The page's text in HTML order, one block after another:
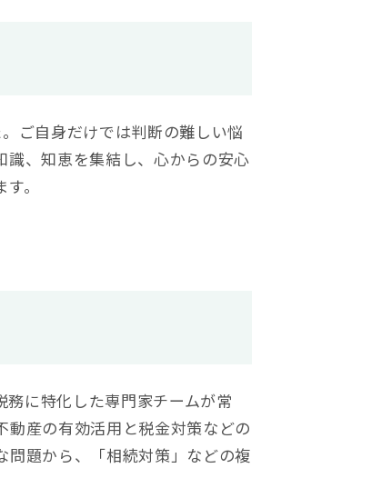
ご自身だけでは判断の難しい悩
識、知恵を集結し、心からの安心
。
に特化した専門家チームが常
産の有効活用と税金対策などの
問題から、「相続対策」などの複